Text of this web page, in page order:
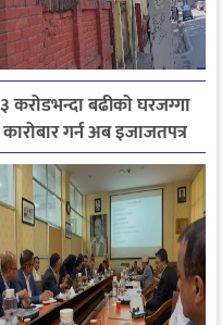
३ करोडभन्दा बढीको घरजग्गा
कारोबार गर्न अब इजाजतपत्र
अनिवार्य